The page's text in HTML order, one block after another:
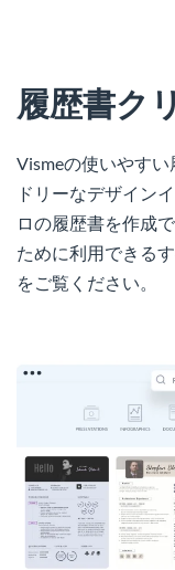
履歴書ク
Vismeの使いやす
ドリーなデザイン
ロの履歴書を作成
ために利用できる
をご覧ください。